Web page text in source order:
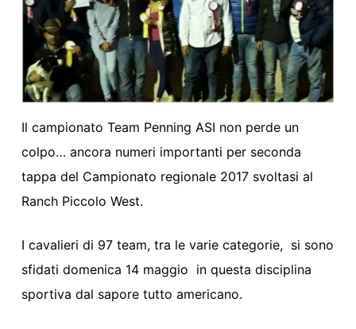
Il campionato Team Penning ASI non perde un
colpo… ancora numeri importanti per seconda
tappa del Campionato regionale 2017 svoltasi al
Ranch Piccolo West.
I cavalieri di 97 team, tra le varie categorie, si sono
sfidati domenica 14 maggio in questa disciplina
sportiva dal sapore tutto americano.